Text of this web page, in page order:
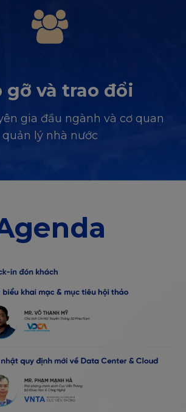
gỡ và trao đổi
gia đầu ngành và cơ quan
quản lý nhà nước